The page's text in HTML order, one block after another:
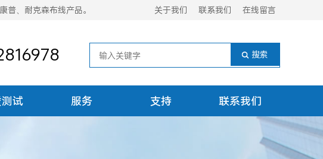
普、耐克森布线产品。 关于我们 联系我们 在线留言
试 服务 支持 联系我们